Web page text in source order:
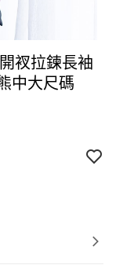
衩拉鍊長袖
中大尺碼